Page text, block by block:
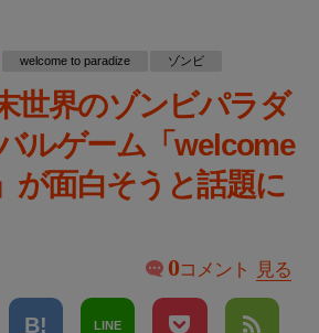
welcome to paradize ゾンビ
世界のゾンビパラダ
ルゲーム「welcome
が面白そうと話題に
0コメント 見る
LINE